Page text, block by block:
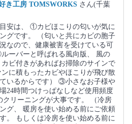
き工房 TOMSWORKS さん(千葉
安は、 ①カビほこりの匂いが気に
グです。 （匂いと共にカビの胞子
なので、健康被害を受けている可
ーバーと呼ばれる風向版、 風の
ビ付きがあればお掃除のサインで
に積もったカビやほこりが飛び散
いるからです） ③小さなお子様や
24時間つけっぱなしなど使用頻度
クリーニングが大事です。 （冷房
グ、 暖房を使い始める前にご依頼
。 もしくは冷房を使い始める前に